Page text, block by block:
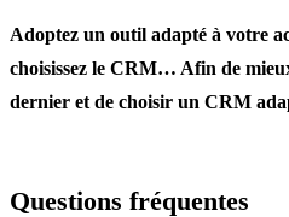
Adoptez un outil adapté à votre
choisissez le CRM… Afin de
dernier et de choisir un CRM
Questions fréquentes